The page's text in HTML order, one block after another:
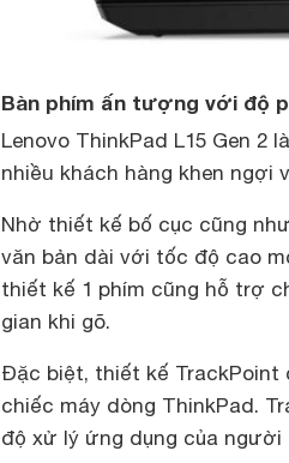
Bàn phím ấn tượng với độ
Lenovo ThinkPad L15 Gen
nhiều khách hàng khen ngợi
Nhờ thiết kế bố cục cũng
văn bản dài với tốc độ cao
thiết kế 1 phím cũng hỗ trợ
gian khi gõ.
Đặc biệt, thiết kế TrackPoint
chiếc máy dòng ThinkPad.
độ xử lý ứng dụng của